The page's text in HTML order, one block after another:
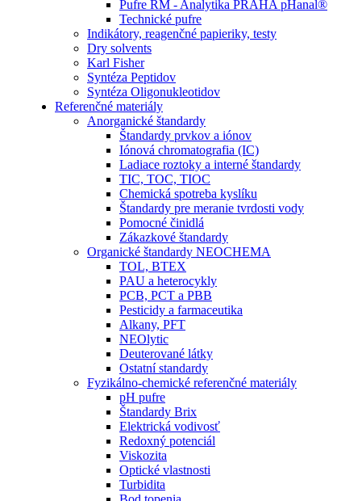
Pufre RM - Analytika PRAHA pHanal®
Technické pufre
Indikátory, reagenčné papieriky, testy
Dry solvents
Karl Fisher
Syntéza Peptidov
Syntéza Oligonukleotidov
Referenčné materiály
Anorganické štandardy
Štandardy prvkov a iónov
Iónová chromatografia (IC)
Ladiace roztoky a interné štandardy
TIC, TOC, TIOC
Chemická spotreba kyslíku
Štandardy pre meranie tvrdosti vody
Pomocné činidlá
Zákazkové štandardy
Organické štandardy NEOCHEMA
TOL, BTEX
PAU a heterocykly
PCB, PCT a PBB
Pesticidy a farmaceutika
Alkany, PFT
NEOlytic
Deuterované látky
Ostatní standardy
Fyzikálno-chemické referenčné materiály
pH pufre
Štandardy Brix
Elektrická vodivosť
Redoxný potenciál
Viskozita
Optické vlastnosti
Turbidita